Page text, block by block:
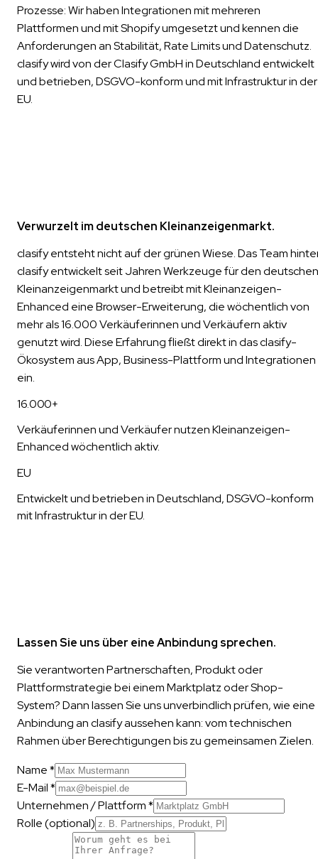
Prozesse: Wir haben Integrationen mit mehreren
Plattformen und mit Shopify umgesetzt und kennen die
Anforderungen an Stabilität, Rate Limits und Datenschutz.
clasify wird von der Clasify GmbH in Deutschland entwickelt
und betrieben, DSGVO-konform und mit Infrastruktur in der
EU.
Verwurzelt im deutschen Kleinanzeigenmarkt.
clasify entsteht nicht auf der grünen Wiese. Das Team
clasify entwickelt seit Jahren Werkzeuge für den deutschen
Kleinanzeigenmarkt und betreibt mit Kleinanzeigen-
Enhanced eine Browser-Erweiterung, die wöchentlich von
mehr als 16.000 Verkäuferinnen und Verkäufern aktiv
genutzt wird. Diese Erfahrung fließt direkt in das clasify-
Ökosystem aus App, Business-Plattform und Integrationen
ein.
16.000+
Verkäuferinnen und Verkäufer nutzen Kleinanzeigen-
Enhanced wöchentlich aktiv.
EU
Entwickelt und betrieben in Deutschland, DSGVO-konform
mit Infrastruktur in der EU.
Lassen Sie uns über eine Anbindung sprechen.
Sie verantworten Partnerschaften, Produkt oder
Plattformstrategie bei einem Marktplatz oder Shop-
System? Dann lassen Sie uns unverbindlich prüfen, wie eine
Anbindung an clasify aussehen kann: vom technischen
Rahmen über Berechtigungen bis zu gemeinsamen Zielen.
Name *
E-Mail *
Unternehmen / Plattform *
Rolle(optional)